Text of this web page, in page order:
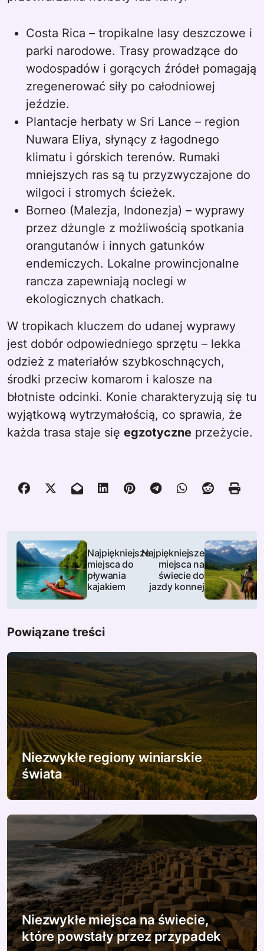
Costa Rica – tropikalne lasy deszczowe i
parki narodowe. Trasy prowadzące do
wodospadów i gorących źródeł pomagają
zregenerować siły po całodniowej
jeździe.
Plantacje herbaty w Sri Lance – region
Nuwara Eliya, słynący z łagodnego
klimatu i górskich terenów. Rumaki
mniejszych ras są tu przyzwyczajone do
wilgoci i stromych ścieżek.
Borneo (Malezja, Indonezja) – wyprawy
przez dżungle z możliwością spotkania
orangutanów i innych gatunków
endemiczych. Lokalne prowincjonalne
rancza zapewniają noclegi w
ekologicznych chatkach.
W tropikach kluczem do udanej wyprawy
jest dobór odpowiedniego sprzętu – lekka
odzież z materiałów szybkoschnących,
środki przeciw komarom i kalosze na
błotniste odcinki. Konie charakteryzują się tu
wyjątkową wytrzymałością, co sprawia, że
każda trasa staje się egzotyczne przeżycie.
N
w
g
a
c
j
a
w
p
i
u
Najpiękniejsze
miejsca do
pływania
kajakiem
Najpiękniejsze
miejsca na
świecie do
jazdy konnej
Powiązane treści
Niezwykłe regiony winiarskie
świata
Niezwykłe miejsca na świecie,
które powstały przez przypadek